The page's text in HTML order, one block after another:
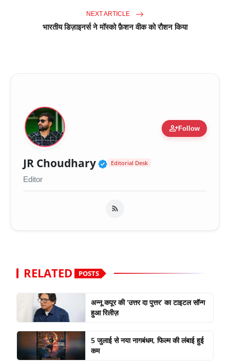
NEXT ARTICLE
भारतीय डिज़ाइनर्स ने मॉस्को फ़ैशन वीक को रौशन किया
person_addFollow
JR Choudhary Verified Public Figure
Editorial Desk
Editor
RELATED POSTS
अन्नू कपूर की ‘उत्तर दा पुत्तर’ का टाइटल सॉन्ग
हुआ रिलीज़
5 जुलाई से नया नागबंधम, फिल्म की लंबाई हुई
कम